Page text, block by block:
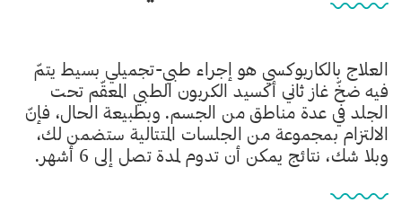
العلاج بالكاربوكسي هو إجراء طبي-تجميلي بسيط يتمّ
فيه ضخّ غاز ثاني أكسيد الكربون الطبي المعقّم تحت
الجلد في عدة مناطق من الجسم. وبطبيعة الحال، فإنّ
الالتزام بمجموعة من الجلسات المتتالية ستضمن لك،
وبلا شك، نتائج يمكن أن تدوم لمدة تصل إلى 6 أشهر.